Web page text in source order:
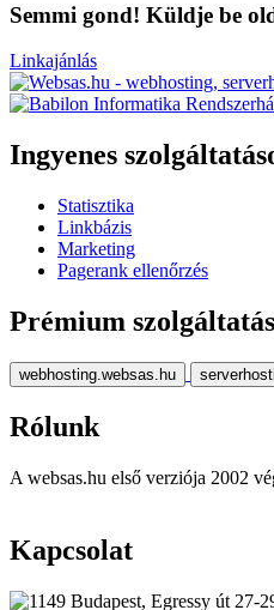
Semmi gond! Küldje be
Linkajánlás
Ingyenes
Statisztika
Linkbázis
Marketing
Pagerank ellenőrzés
Prémium
webhosting.websas.hu
Rólunk
A websas.hu első verziója 2002
Kapcsolat